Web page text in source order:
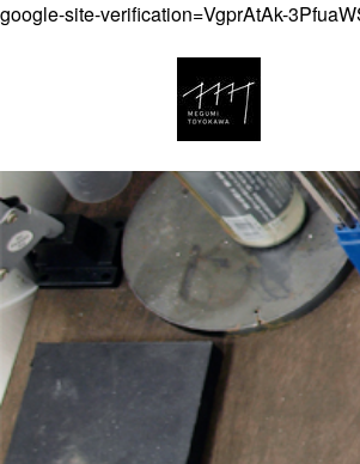
google-site-verification=VgprAtAk-